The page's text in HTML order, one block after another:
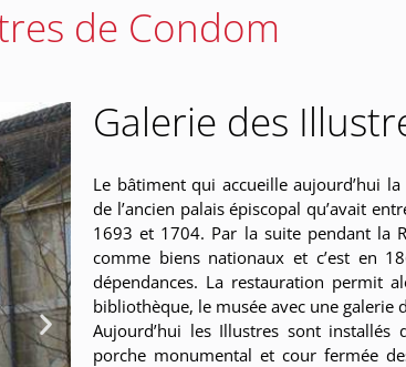
de Condom
Galerie des
Le bâtiment qui accueille aujourd’hui
de l’ancien palais épiscopal qu’avait
1693 et 1704. Par la suite pendant la
comme biens nationaux et c’est en
dépendances. La restauration permit
bibliothèque, le musée avec une galerie
Aujourd’hui les Illustres sont
porche monumental et cour fermée